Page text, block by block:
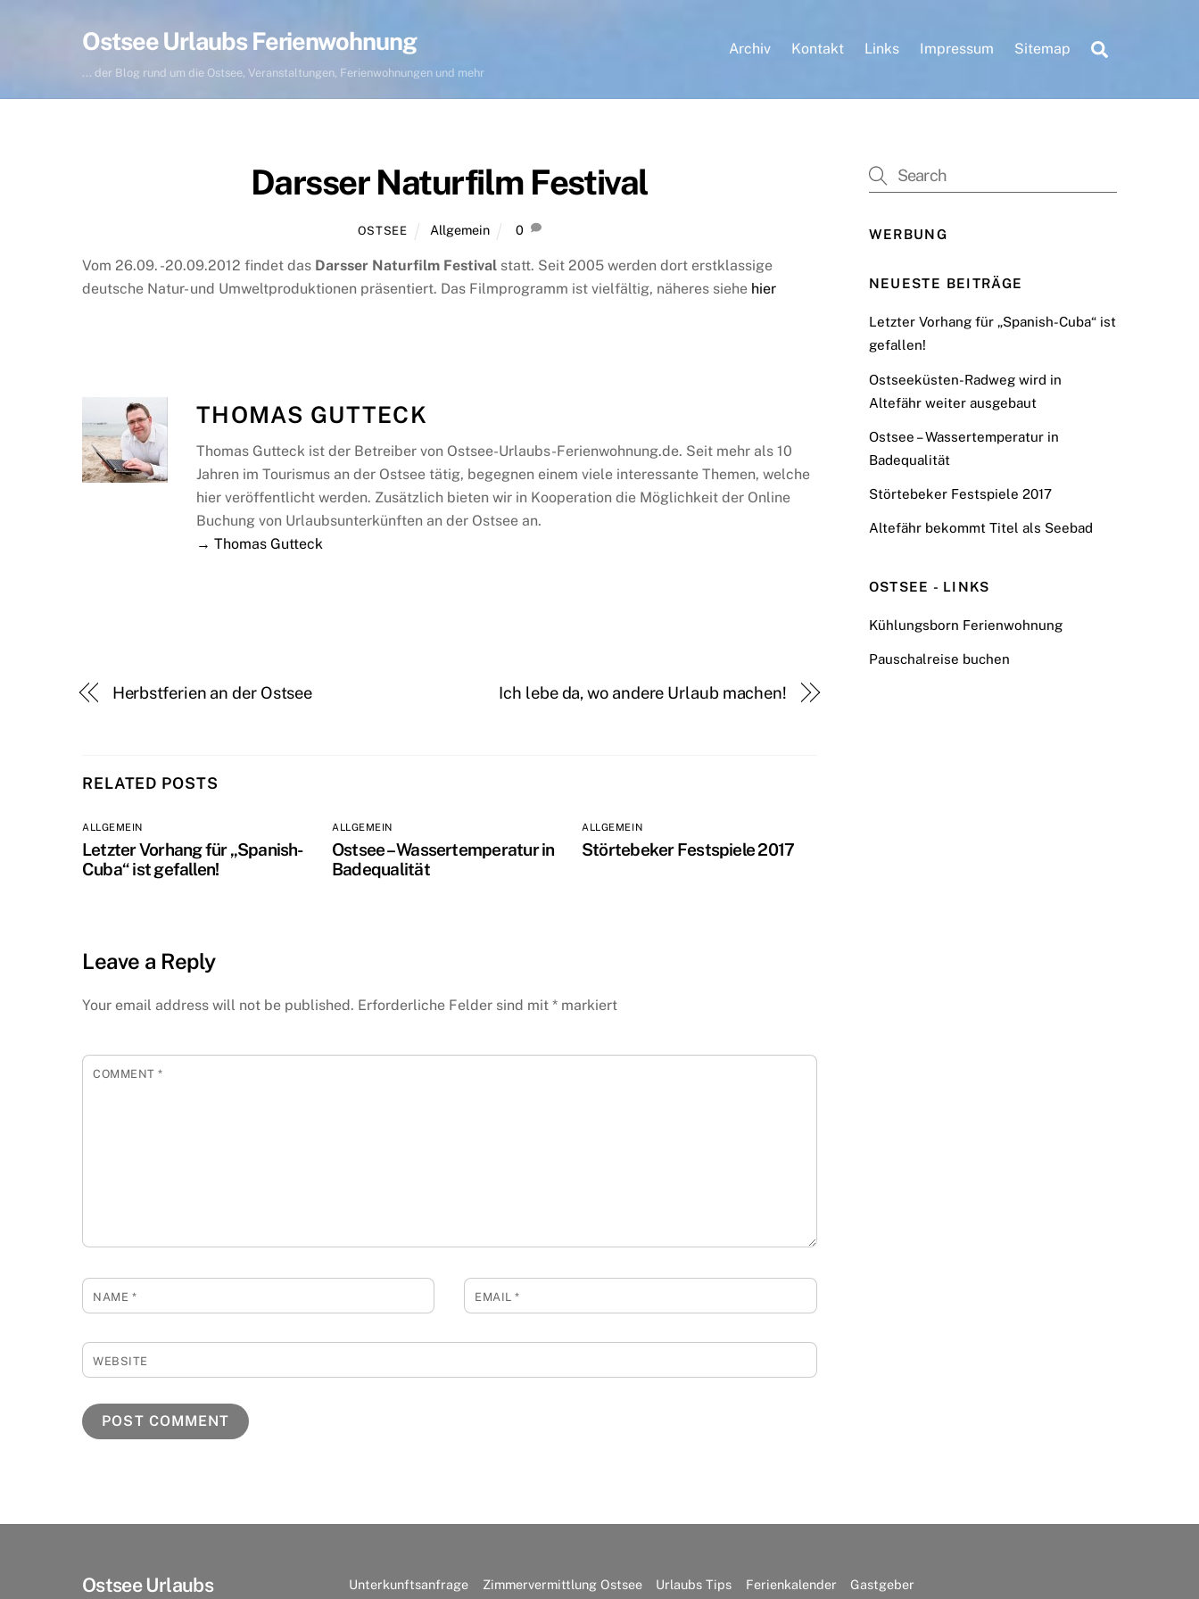
Ostsee Urlaubs Ferienwohnung
... der Blog rund um die Ostsee, Veranstaltungen, Ferienwohnungen und mehr
Archiv Kontakt Links Impressum Sitemap
Darsser Naturfilm Festival
OSTSEE Allgemein 0
Vom 26.09. -20.09.2012 findet das Darsser Naturfilm Festival statt. Seit 2005 werden dort erstklassige
deutsche Natur- und Umweltproduktionen präsentiert. Das Filmprogramm ist vielfältig, näheres siehe hier
THOMAS GUTTECK
Thomas Gutteck ist der Betreiber von Ostsee-Urlaubs-Ferienwohnung.de. Seit mehr als 10
Jahren im Tourismus an der Ostsee tätig, begegnen einem viele interessante Themen, welche
hier veröffentlicht werden. Zusätzlich bieten wir in Kooperation die Möglichkeit der Online
Buchung von Urlaubsunterkünften an der Ostsee an.
→ Thomas Gutteck
Herbstferien an der Ostsee Ich lebe da, wo andere Urlaub machen!
RELATED POSTS
ALLGEMEIN
Letzter Vorhang für „Spanish-
Cuba“ ist gefallen!
ALLGEMEIN
Ostsee – Wassertemperatur in
Badequalität
ALLGEMEIN
Störtebeker Festspiele 2017
Leave a Reply
Your email address will not be published. Erforderliche Felder sind mit * markiert
COMMENT*
NAME * EMAIL*
WEBSITE
WERBUNG
NEUESTE BEITRÄGE
Letzter Vorhang für „Spanish-Cuba“ ist
gefallen!
Ostseeküsten-Radweg wird in
Altefähr weiter ausgebaut
Ostsee – Wassertemperatur in
Badequalität
Störtebeker Festspiele 2017
Altefähr bekommt Titel als Seebad
OSTSEE - LINKS
Kühlungsborn Ferienwohnung
Pauschalreise buchen
Ostsee Urlaubs
Unterkunftsanfrage Zimmervermittlung Ostsee Urlaubs Tips Ferienkalender Gastgeber